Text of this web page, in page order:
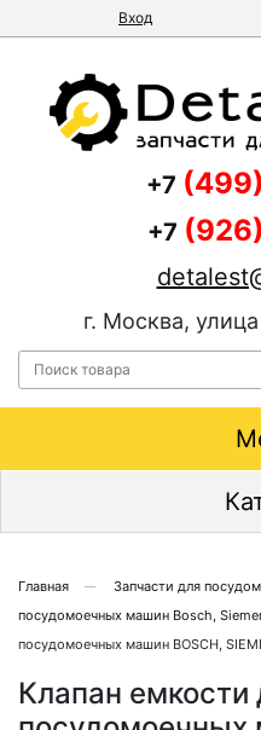
Вход
+7 (499)
+7 (926)
г. Москва,
Главная Запчасти для
посудомоечных машин Bosch,
посудомоечных машин BOSCH,
Клапан емкости